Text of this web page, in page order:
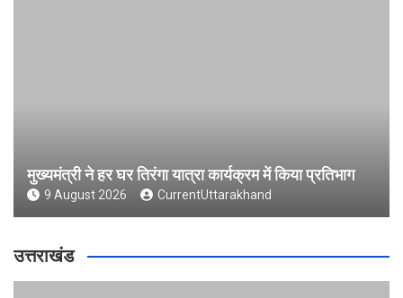
मुख्यमंत्री ने हर घर तिरंगा यात्रा कार्यक्रम में किया प्रतिभाग
9 August 2026 CurrentUttarakhand
उत्तराखंड